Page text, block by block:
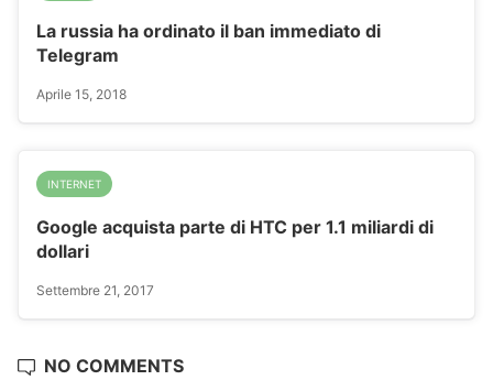
La russia ha ordinato il ban immediato di
Telegram
Aprile 15, 2018
INTERNET
Google acquista parte di HTC per 1.1 miliardi di
dollari
Settembre 21, 2017
NO COMMENTS